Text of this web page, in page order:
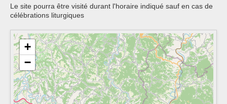
Le site pourra être visité durant l'horaire indiqué sauf en cas de
célébrations liturgiques
+
−